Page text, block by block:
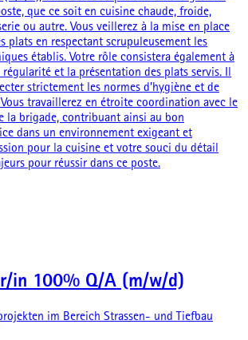
que ce soit en cuisine chaude, froide,
ou autre. Vous veillerez à la mise en place
plats en respectant scrupuleusement les
établis. Votre rôle consistera également à
et la présentation des plats servis. Il
strictement les normes d’hygiène et de
travaillerez en étroite coordination avec le
la brigade, contribuant ainsi au bon
dans un environnement exigeant et
pour la cuisine et votre souci du détail
pour réussir dans ce poste.
in 100% Q/A (m/w/d)
im Bereich Strassen- und Tiefbau